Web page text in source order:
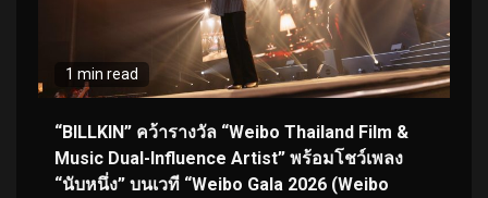
1 min read
“BILLKIN” คว้ารางวัล “Weibo Thailand Film &
Music Dual-Influence Artist” พร้อมโชว์เพลง
“นับหนึ่ง” บนเวที “Weibo Gala 2026 (Weibo